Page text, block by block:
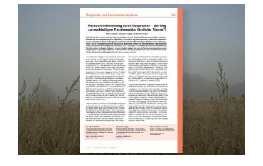
NÄHEFAKTOREN
BEI
PUBLIC-
PRIVATE-
PARTNERSHIPS
IM
ERNÄHRUNGSSEKTOR